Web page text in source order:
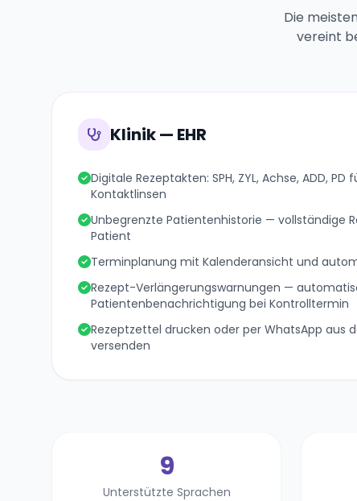
Die
vereint
Klinik — EHR
Digitale Rezeptakten: SPH, ZYL, Achse, ADD, PD
Kontaktlinsen
Unbegrenzte Patientenhistorie — vollständige
Patient
Terminplanung mit Kalenderansicht und
Rezept-Verlängerungswarnungen —
Patientenbenachrichtigung bei Kontrolltermin
Rezeptzettel drucken oder per WhatsApp aus
versenden
9
Unterstützte Sprachen